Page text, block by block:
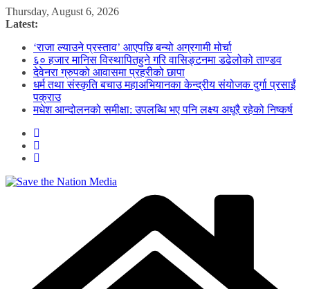
Skip
to
Thursday, August 6, 2026
Latest:
‘राजा ल्याउने प्रस्ताव’ आएपछि बन्यो अग्रगामी मोर्चा
६० हजार मानिस विस्थापितहुने गरि वासिङ्टनमा डढेलोको ताण्डव
देवेनरा ग्रुपको आवासमा प्रहरीको छापा
धर्म तथा संस्कृति बचाउ महाअभियानका केन्द्रीय संयोजक दुर्गा प्रसाईं
पक्राउ
मधेश आन्दोलनको समीक्षा: उपलब्धि भए पनि लक्ष्य अधूरै रहेको निष्कर्ष